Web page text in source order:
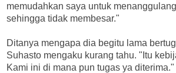
memudahkan saya untuk
sehingga tidak membesar."
Ditanya mengapa dia begitu lama
Suhasto mengaku kurang tahu. "Itu
Kami ini di mana pun tugas ya diterima."